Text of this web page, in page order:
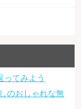
てみよう
のおしゃれな無